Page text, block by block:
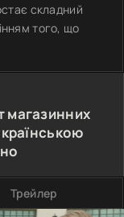
складний
того, що
магазинних
Трейлер